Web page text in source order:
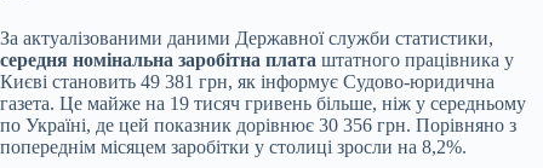
За актуалізованими даними Державної служби статистики,
середня номінальна заробітна плата штатного працівника у
Києві становить 49 381 грн, як інформує Судово-юридична
газета. Це майже на 19 тисяч гривень більше, ніж у середньому
по Україні, де цей показник дорівнює 30 356 грн. Порівняно з
попереднім місяцем заробітки у столиці зросли на 8,2%.